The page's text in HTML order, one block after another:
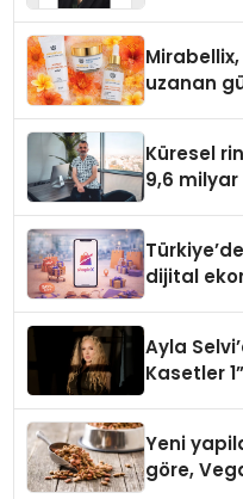
uzanan
Küresel
9,6
dijital
Ayla
Kasetler
Yeni
göre,